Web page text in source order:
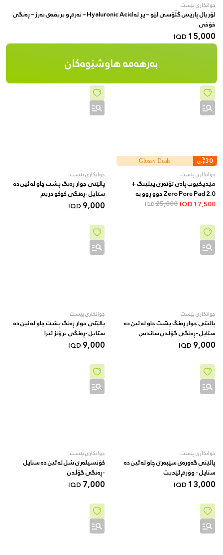
جوانکاری پێست
لۆریال پاریس گڵۆسی لێو – پڕ لە Hyaluronic Acid – نەرم و بریقەی بەرز – ڕەنگی
خۆخی
15,000
IQD
بەرهەمە هاوشێوەکان
30
%
OFF
Glossy Deals
جوانکاری پێست
مێدیکیوب پادی تۆنەری پیلینگ +
Zero Pore Pad 2.0 دوو ڕوو بە
AHA/BHA + 70 دانە
17,500
25,000
IQD
جوانکاری پێست
پالێتی جوار ڕەنگ پشت چاو لە ئین دە
ستایل -ڕەنگی کوکو دریم
9,000
IQD
جوانکاری پێست
پالێتی جوار ڕەنگ پشت چاو لە ئین دە
ستایل -ڕەنگی گۆڵدن ساندس
9,000
IQD
جوانکاری پێست
پالێتی جوار ڕەنگ پشت چاو لە ئین دە
ستایل -ڕەنگی برۆنز ئێرا
9,000
IQD
جوانکاری پێست
پالێتی گەورەی سێبەری چاو لە ئین دە
ستایل - وۆرم ئێدیت
13,000
IQD
جوانکاری پێست
کۆنسیلەری شل لە ئین دە ستایل
-ڕەنگی گۆڵدن
7,000
IQD